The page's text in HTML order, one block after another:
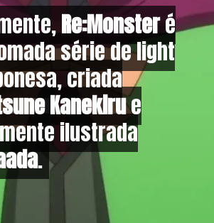
Re:Monsteré
série de light
criada
Kanekirue
ilustrada
.
Re:Monsteré
série de light
criada
Kanekirue
ilustrada
.